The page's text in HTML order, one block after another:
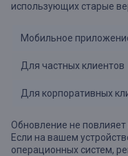
использующих старые
Мобильное
Для частных клиентов
Для корпоративных
Обновление не повлияет
Если на вашем
операционных систем,